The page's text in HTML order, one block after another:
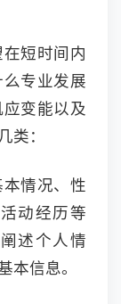
短时间内
专业发展
变能以及
：
情况、性
动经历等
述个人情
本信息。